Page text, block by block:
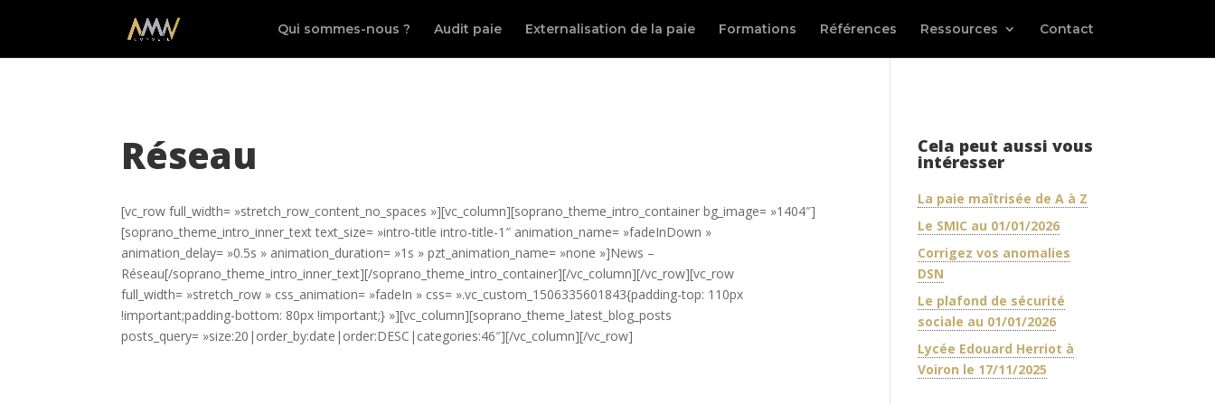
Qui sommes-nous ? Audit paie Externalisation de la paie Formations Références Ressources Contact
Réseau
[vc_row full_width= »stretch_row_content_no_spaces »][vc_column][soprano_theme_intro_container bg_image= »1404″]
[soprano_theme_intro_inner_text text_size= »intro-title intro-title-1″ animation_name= »fadeInDown »
animation_delay= »0.5s » animation_duration= »1s » pzt_animation_name= »none »]News –
Réseau[/soprano_theme_intro_inner_text][/soprano_theme_intro_container][/vc_column][/vc_row][vc_row
full_width= »stretch_row » css_animation= »fadeIn » css= ».vc_custom_1506335601843{padding-top: 110px
!important;padding-bottom: 80px !important;} »][vc_column][soprano_theme_latest_blog_posts
posts_query= »size:20|order_by:date|order:DESC|categories:46″][/vc_column][/vc_row]
Cela peut aussi vous
intéresser
La paie maîtrisée de A à Z
Le SMIC au 01/01/2026
Corrigez vos anomalies
DSN
Le plafond de sécurité
sociale au 01/01/2026
Lycée Edouard Herriot à
Voiron le 17/11/2025